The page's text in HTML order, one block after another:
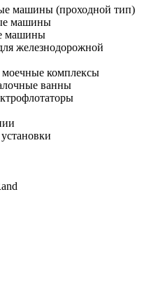
машины (проходной тип)
машины
машины
железнодорожной
комплексы
ванны